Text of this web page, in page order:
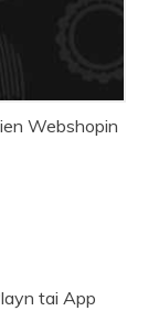
Webshopin
tai App